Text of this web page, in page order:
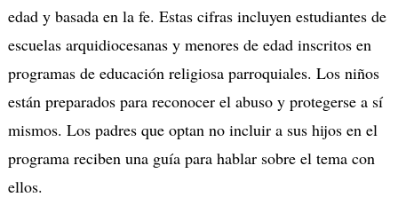
edad y basada en la fe. Estas cifras incluyen estudiantes de
escuelas arquidiocesanas y menores de edad inscritos en
programas de educación religiosa parroquiales. Los niños
están preparados para reconocer el abuso y protegerse a sí
mismos. Los padres que optan no incluir a sus hijos en el
programa reciben una guía para hablar sobre el tema con
ellos.